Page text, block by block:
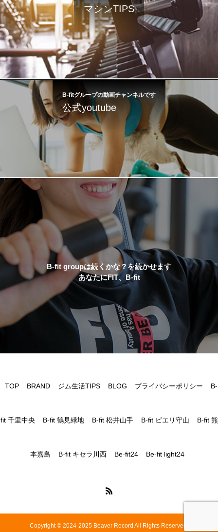
マシンTIPS
B-fitグループの動画チャンネルです
公式youtube
B-fit groupは続くかな？を続かせます
あなたにFIT、B-fit
TOP BRAND ジム生活TIPS BLOG プライバシーポリシー B-
fit 千里中央 B-fit 鶴見緑地 B-fit 松井山手 B-fit ピエリ守山 B-fit 熊
本嘉島 B-fit キセラ川西 Be-fit24 Be-fit light24
Copyright © 2024-2025 Beaver Record All Rights Reserved.